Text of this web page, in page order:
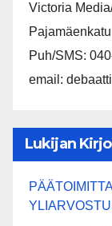
Victoria
Puh/SMS:
email:
Lukijan